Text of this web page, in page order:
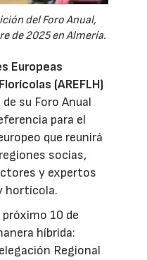
del Foro Anual,
de 2025 en Almería.
Europeas
(AREFLH)
su Foro Anual
para el
que reunirá
socias,
y expertos
hortícola.
10 de
híbrida:
Regional